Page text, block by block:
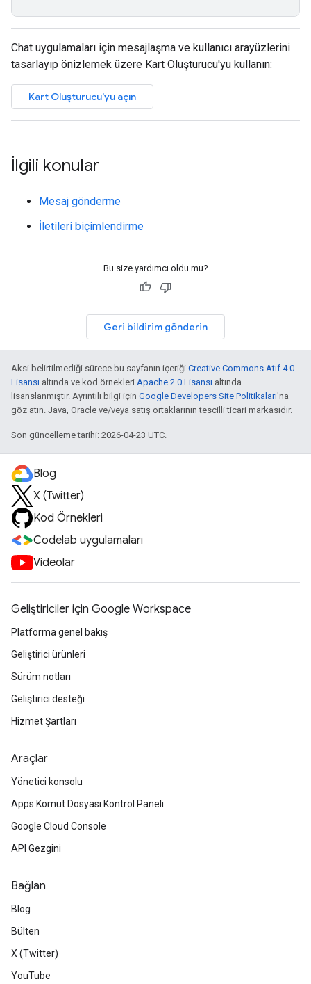
Chat uygulamaları için mesajlaşma ve kullanıcı arayüzlerini
tasarlayıp önizlemek üzere Kart Oluşturucu'yu kullanın:
Kart Oluşturucu'yu açın
İlgili konular
Mesaj gönderme
İletileri biçimlendirme
Bu size yardımcı oldu mu?
Geri bildirim gönderin
Aksi belirtilmediği sürece bu sayfanın içeriği Creative Commons Atıf 4.0
Lisansı altında ve kod örnekleri Apache 2.0 Lisansı altında
lisanslanmıştır. Ayrıntılı bilgi için Google Developers Site Politikaları'na
göz atın. Java, Oracle ve/veya satış ortaklarının tescilli ticari markasıdır.
Son güncelleme tarihi: 2026-04-23 UTC.
Blog
X (Twitter)
Kod Örnekleri
Codelab uygulamaları
Videolar
Geliştiriciler için Google Workspace
Platforma genel bakış
Geliştirici ürünleri
Sürüm notları
Geliştirici desteği
Hizmet Şartları
Araçlar
Yönetici konsolu
Apps Komut Dosyası Kontrol Paneli
Google Cloud Console
API Gezgini
Bağlan
Blog
Bülten
X (Twitter)
YouTube